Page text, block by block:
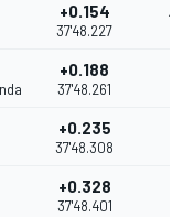
+0.154
37'48.227
10
+0.188
37'48.261
+0.235
37'48.308
+0.328
37'48.401